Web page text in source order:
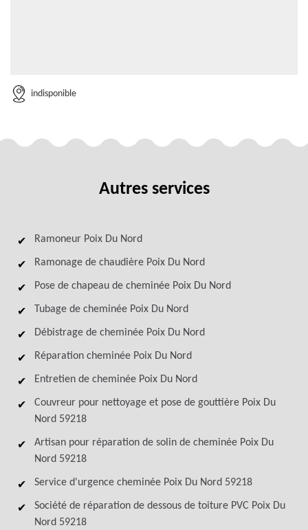
indisponible
Autres services
Ramoneur Poix Du Nord
Ramonage de chaudière Poix Du Nord
Pose de chapeau de cheminée Poix Du Nord
Tubage de cheminée Poix Du Nord
Débistrage de cheminée Poix Du Nord
Réparation cheminée Poix Du Nord
Entretien de cheminée Poix Du Nord
Couvreur pour nettoyage et pose de gouttière Poix Du
Nord 59218
Artisan pour réparation de solin de cheminée Poix Du
Nord 59218
Service d'urgence cheminée Poix Du Nord 59218
Société de réparation de dessous de toiture PVC Poix Du
Nord 59218